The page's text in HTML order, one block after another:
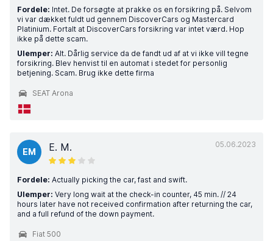
Fordele: Intet. De forsøgte at prakke os en forsikring på. Selvom
vi var dækket fuldt ud gennem DiscoverCars og Mastercard
Platinium. Fortalt at DiscoverCars forsikring var intet værd. Hop
ikke på dette scam.
Ulemper: Alt. Dårlig service da de fandt ud af at vi ikke vill tegne
forsikring. Blev henvist til en automat i stedet for personlig
betjening. Scam. Brug ikke dette firma
SEAT Arona
05.06.2023
EM E. M.
Fordele: Actually picking the car, fast and swift.
Ulemper: Very long wait at the check-in counter, 45 min. // 24
hours later have not received confirmation after returning the car,
and a full refund of the down payment.
Fiat 500